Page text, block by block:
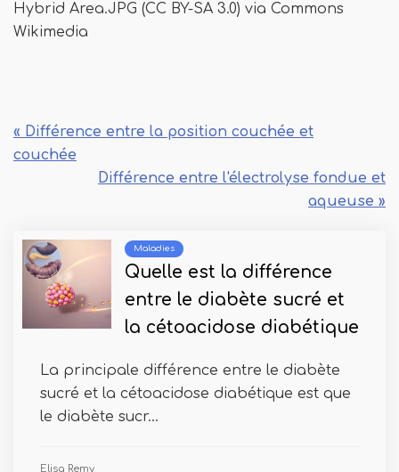
Hybrid Area.JPG (CC BY-SA 3.0) via Commons
Wikimedia
« Différence entre la position couchée et
couchée
Différence entre l'électrolyse fondue et
aqueuse »
Maladies
Quelle est la différence
entre le diabète sucré et
la cétoacidose diabétique
La principale différence entre le diabète
sucré et la cétoacidose diabétique est que
le diabète sucr...
Elisa Remy